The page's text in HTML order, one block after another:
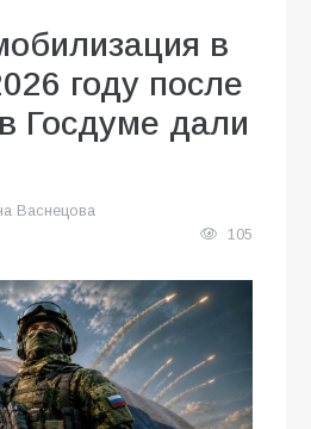
в
году после
Госдуме дали
Васнецова
105